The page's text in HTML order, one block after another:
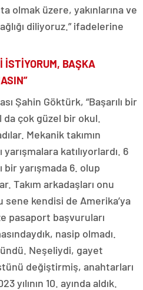
olmak üzere, yakınlarına ve
diliyoruz.” ifadelerine
İSTİYORUM, BAŞKA
Şahin Göktürk, “Başarılı bir
çok güzel bir okul.
Mekanik takımın
katılıyorlardı. 6
bir yarışmada 6. olup
Takım arkadaşları onu
sene kendisi de Amerika’ya
pasaport başvuruları
nasip olmadı.
Neşeliydi, gayet
değiştirmiş, anahtarları
yılının 10. ayında aldık.